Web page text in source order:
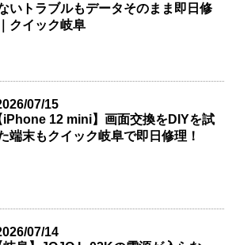
いトラブルもデータそのまま即日修
クイック岐阜
07/15
iPhone 12 mini】画面交換をDIYを試
端末もクイック岐阜で即日修理！
07/14